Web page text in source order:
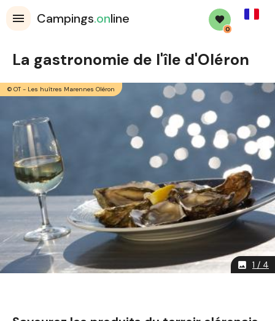
Campings.online
0
La gastronomie de l'île d'Oléron
© OT - Les huîtres Marennes Oléron
image 1 / 4